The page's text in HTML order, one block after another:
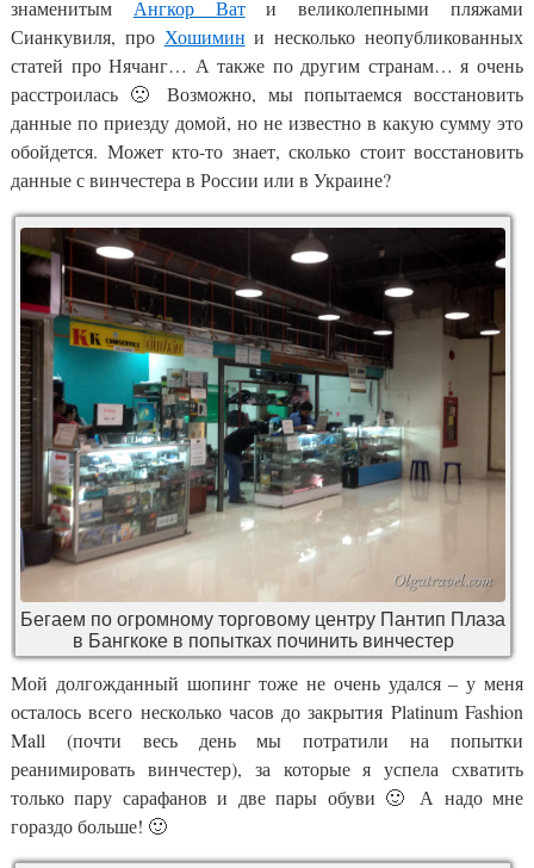
знаменитым Ангкор Вати великолепными пляжами
Сианкувиля, про Хошимин и несколько неопубликованных
статей про Нячанг… А также по другим странам… я очень
расстроилась 🙁 Возможно, мы попытаемся восстановить
данные по приезду домой, но не известно в какую сумму это
обойдется. Может кто-то знает, сколько стоит восстановить
данные с винчестера в России или в Украине?
Бегаем по огромному торговому центру Пантип Плаза
в Бангкоке в попытках починить винчестер
Мой долгожданный шопинг тоже не очень удался – у меня
осталось всего несколько часов до закрытия Platinum Fashion
Mall (почти весь день мы потратили на попытки
реанимировать винчестер), за которые я успела схватить
только пару сарафанов и две пары обуви 🙂 А надо мне
гораздо больше! 🙂